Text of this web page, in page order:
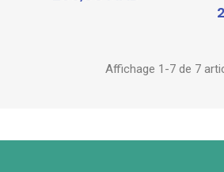
Affichage 1-7 de 7